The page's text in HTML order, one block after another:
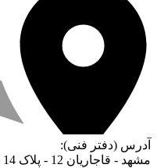
آدرس (دفتر فنی):
مشهد - قاجاریان 12 - پلاک 14 - واحد 2